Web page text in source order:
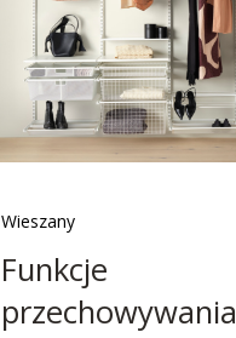
Wieszany
Funkcje
przechowywania